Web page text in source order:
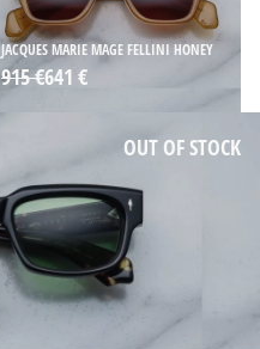
JACQUES MARIE MAGE FELLINI HONEY
915 €641 €
OUT OF STOCK